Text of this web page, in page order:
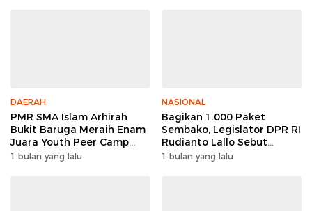
DAERAH
PMR SMA Islam Arhirah
Bukit Baruga Meraih Enam
Juara Youth Peer Camp
2026
1 bulan yang lalu
NASIONAL
Bagikan 1.000 Paket
Sembako, Legislator DPR RI
Rudianto Lallo Sebut
Kepercayaan Publik Ke
1 bulan yang lalu